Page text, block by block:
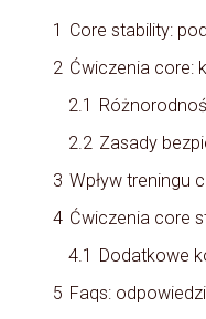
1 Core stability:
2 Ćwiczenia core:
2.1
2.2 Zasady
3 Wpływ treningu
4 Ćwiczenia core
4.1
Dodatkowe
5 Faqs: